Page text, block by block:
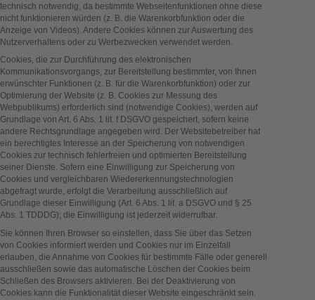
technisch notwendig, da bestimmte Webseitenfunktionen ohne diese
nicht funktionieren würden (z. B. die Warenkorbfunktion oder die
Anzeige von Videos). Andere Cookies können zur Auswertung des
Nutzerverhaltens oder zu Werbezwecken verwendet werden.
Cookies, die zur Durchführung des elektronischen
Kommunikationsvorgangs, zur Bereitstellung bestimmter, von Ihnen
erwünschter Funktionen (z. B. für die Warenkorbfunktion) oder zur
Optimierung der Website (z. B. Cookies zur Messung des
Webpublikums) erforderlich sind (notwendige Cookies), werden auf
Grundlage von Art. 6 Abs. 1 lit. f DSGVO gespeichert, sofern keine
andere Rechtsgrundlage angegeben wird. Der Websitebetreiber hat
ein berechtigtes Interesse an der Speicherung von notwendigen
Cookies zur technisch fehlerfreien und optimierten Bereitstellung
seiner Dienste. Sofern eine Einwilligung zur Speicherung von
Cookies und vergleichbaren Wiedererkennungstechnologien
abgefragt wurde, erfolgt die Verarbeitung ausschließlich auf
Grundlage dieser Einwilligung (Art. 6 Abs. 1 lit. a DSGVO und § 25
Abs. 1 TDDDG); die Einwilligung ist jederzeit widerrufbar.
Sie können Ihren Browser so einstellen, dass Sie über das Setzen
von Cookies informiert werden und Cookies nur im Einzelfall
erlauben, die Annahme von Cookies für bestimmte Fälle oder generell
ausschließen sowie das automatische Löschen der Cookies beim
Schließen des Browsers aktivieren. Bei der Deaktivierung von
Cookies kann die Funktionalität dieser Website eingeschränkt sein.